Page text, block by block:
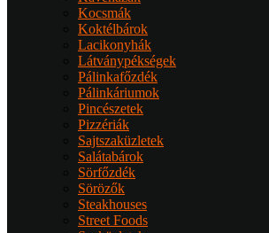
Kocsmák
Koktélbárok
Lacikonyhák
Látványpékségek
Pálinkafőzdék
Pálinkáriumok
Pincészetek
Pizzériák
Sajtszaküzletek
Salátabárok
Sörfőzdék
Sörözők
Steakhouses
Street Foods